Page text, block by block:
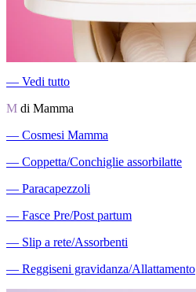
― Vedi tutto
M di Mamma
― Cosmesi Mamma
― Coppetta/Conchiglie assorbilatte
― Paracapezzoli
― Fasce Pre/Post partum
― Slip a rete/Assorbenti
― Reggiseni gravidanza/Allattamento